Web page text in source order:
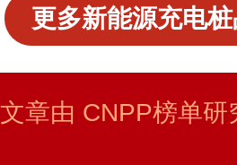
更多新能源充电
章由 CNPP榜单